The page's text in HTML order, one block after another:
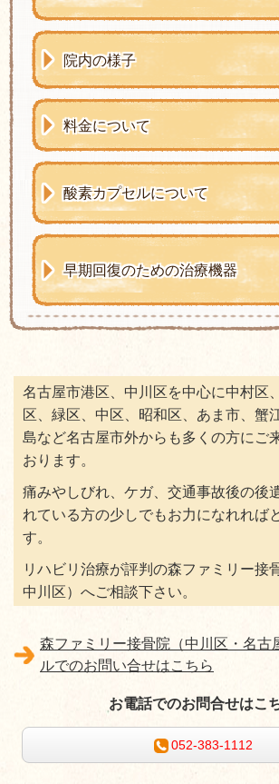
院内の様子
料金について
酸素カプセルについて
早期回復のための治療機器
名古屋市港区、中川区を中心に中村区
区、緑区、中区、昭和区、あま市、蟹
島など名古屋市外からも多くの方にご
おります。
痛みやしびれ、ケガ、交通事故後の後
れている方の少しでもお力になれれば
す。
リハビリ治療が評判の森ファミリー接
中川区）へご相談下さい。
森ファミリー接骨院（中川区・名古
ルでのお問い合せはこちら
お電話でのお問合せはこ
052-383-1112